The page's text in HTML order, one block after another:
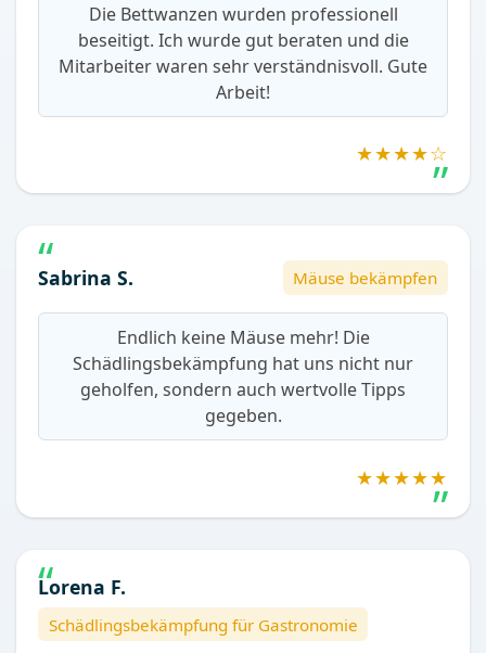
Die Bettwanzen wurden professionell
beseitigt. Ich wurde gut beraten und die
Mitarbeiter waren sehr verständnisvoll. Gute
Arbeit!
★★★★☆
Sabrina S. Mäuse bekämpfen
Endlich keine Mäuse mehr! Die
Schädlingsbekämpfung hat uns nicht nur
geholfen, sondern auch wertvolle Tipps
gegeben.
★★★★★
Lorena F.
Schädlingsbekämpfung für Gastronomie